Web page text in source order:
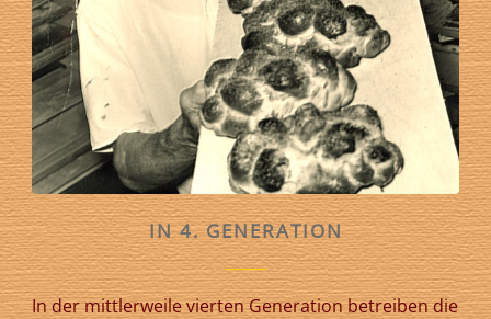
IN 4. GENERATION
In der mittlerweile vierten Generation betreiben die